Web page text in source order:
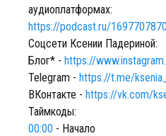
аудиоплатформах:
https://podcast.ru/1697707870
Соцсети Ксении Падериной:
Блог* - https://
Telegram - https://t.me/
ВКонтакте - https://vk.com/
Таймкоды:
00:00 - Начало